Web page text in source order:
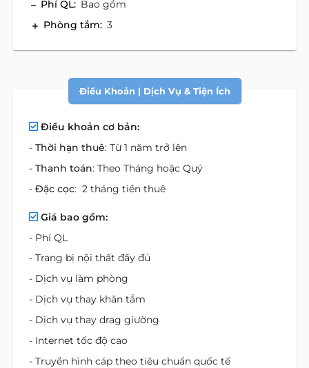
Phí QL: Bao gồm
Phòng tắm: 3
Điều Khoản | Dịch Vụ & Tiện Ích
Điều khoản cơ bản:
- Thời hạn thuê: Từ 1 năm trở lên
- Thanh toán: Theo Tháng hoặc Quý
- Đặc cọc: 2 tháng tiền thuê
Giá bao gồm:
- Phí QL
- Trang bị nội thất đầy đủ
- Dịch vụ làm phòng
- Dịch vụ thay khăn tắm
- Dịch vụ thay drag giường
- Internet tốc độ cao
- Truyền hình cáp theo tiêu chuẩn quốc tế